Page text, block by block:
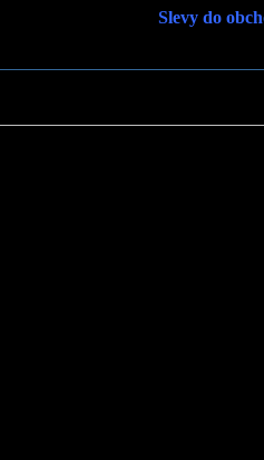
Slevy do